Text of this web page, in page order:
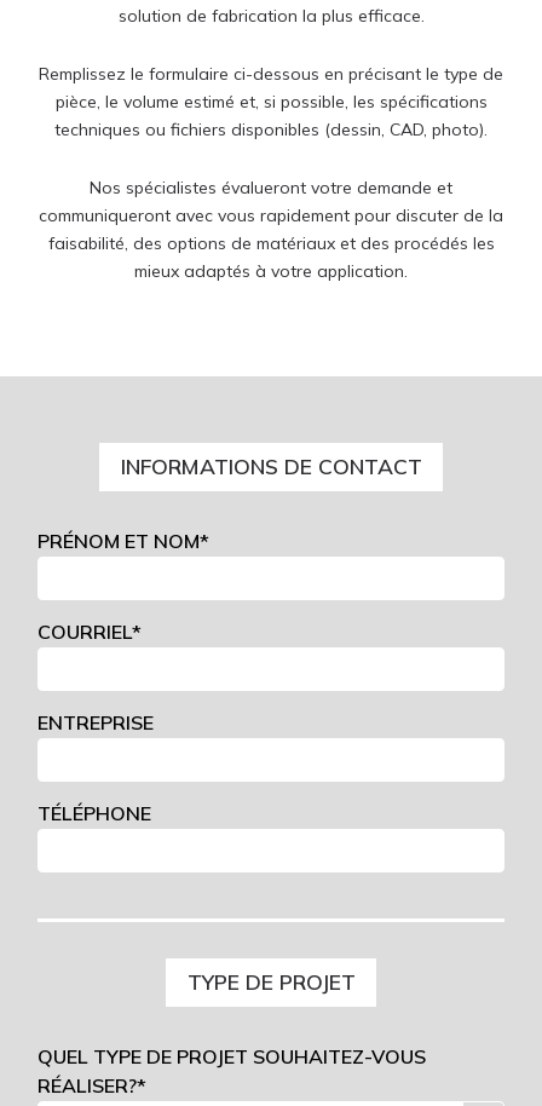
solution de fabrication la plus efficace.
Remplissez le formulaire ci-dessous en précisant le type de
pièce, le volume estimé et, si possible, les spécifications
techniques ou fichiers disponibles (dessin, CAD, photo).
Nos spécialistes évalueront votre demande et
communiqueront avec vous rapidement pour discuter de la
faisabilité, des options de matériaux et des procédés les
mieux adaptés à votre application.
INFORMATIONS DE CONTACT
PRÉNOM ET NOM*
COURRIEL*
ENTREPRISE
TÉLÉPHONE
TYPE DE PROJET
QUEL TYPE DE PROJET SOUHAITEZ-VOUS
RÉALISER?*